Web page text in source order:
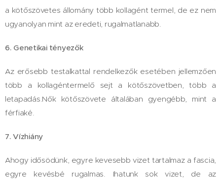
a kötőszövetes állomány több kollagént termel​, de ez nem
ugyanolyan mint az eredeti, rugalmatlanabb.​
6. Genetikai tényezők​
Az erősebb testalkattal rendelkezők​ esetében jellemzően
több a kollagéntermelő sejt a kötőszövetben, több a
letapadás.​​Nők kötőszövete ​általában gyengébb, mint a
férfiaké​.​​​​
7. Vízhiány​
Ahogy idősödünk, egyre kevesebb vizet tartalmaz a fascia,
egyre kevésbé rugalmas. Ihatunk sok vizet, de az